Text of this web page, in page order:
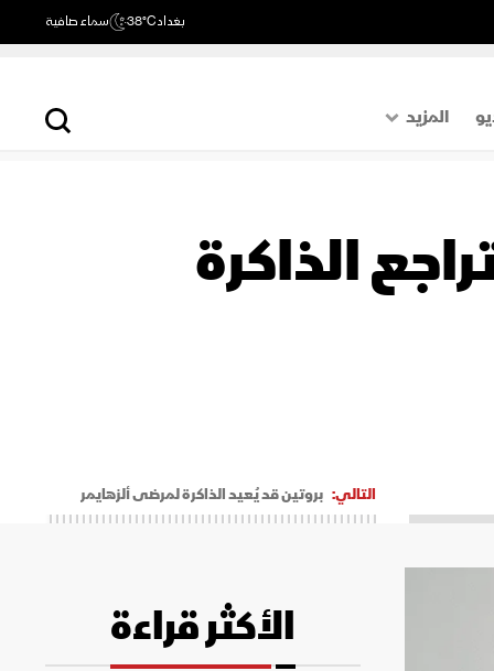
بغداد38°C سماء صافية
المزيد
اقتصاد
رياضة
الذاكرة
التالي: بروتين قد يُعيد الذاكرة لمرضى ألزهايمر
الأكثر قراءة